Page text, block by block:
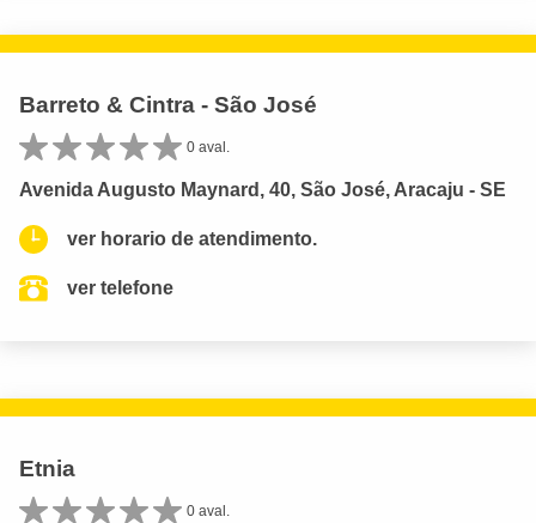
Barreto & Cintra - São José
0 aval.
Avenida Augusto Maynard, 40, São José, Aracaju - SE
ver horario de atendimento.
ver telefone
Etnia
0 aval.